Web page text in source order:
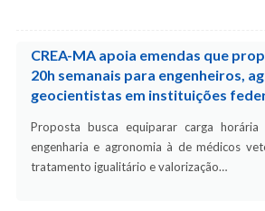
CREA-MA apoia emendas que
20h semanais para engenheiros,
geocientistas em instituições
Proposta busca equiparar carga
engenharia e agronomia à de médicos
tratamento igualitário e valorização…